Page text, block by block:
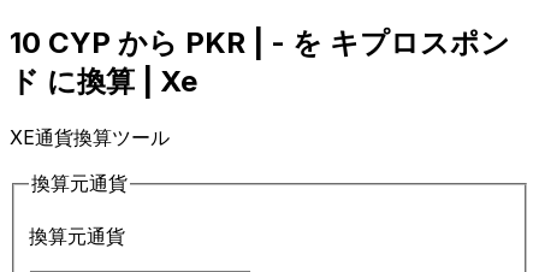
10 CYP から PKR | - を キプロスポン
ド に換算 | Xe
XE通貨換算ツール
換算元通貨
換算元通貨